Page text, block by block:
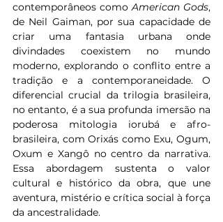
contemporâneos como American Gods,
de Neil Gaiman, por sua capacidade de
criar uma fantasia urbana onde
divindades coexistem no mundo
moderno, explorando o conflito entre a
tradição e a contemporaneidade. O
diferencial crucial da trilogia brasileira,
no entanto, é a sua profunda imersão na
poderosa mitologia iorubá e afro-
brasileira, com Orixás como Exu, Ogum,
Oxum e Xangô no centro da narrativa.
Essa abordagem sustenta o valor
cultural e histórico da obra, que une
aventura, mistério e crítica social à força
da ancestralidade.